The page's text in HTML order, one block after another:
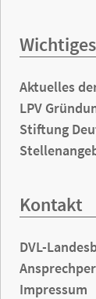
Wichtiges
Aktuelles
LPV
Stiftung
Kontakt
DVL-
Impressum